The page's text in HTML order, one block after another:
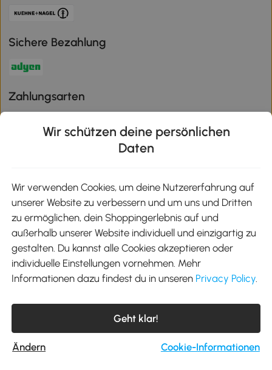
Sichere Bezahlung
Zahlungsarten
Aosom-App
Google Play
Tel.: +49 40 87408465
kontakt@aosom.de
Telefonservice Mo.-Fr. 9:00-17:30 Uhr
MH Handel GmbH, Wendenstraße 309, 20537 Hamburg
Wir schützen deine persönlichen
Daten
Wir verwenden Cookies, um deine Nutzererfahrung auf
unserer Website zu verbessern und um uns und Dritten
zu ermöglichen, dein Shoppingerlebnis auf und
außerhalb unserer Website individuell und einzigartig zu
gestalten. Du kannst alle Cookies akzeptieren oder
individuelle Einstellungen vornehmen. Mehr
Informationen dazu findest du in unseren Privacy Policy.
Geht klar!
Ändern Cookie-Informationen